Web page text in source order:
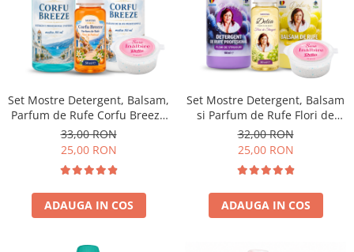
Set Mostre Detergent, Balsam,
Parfum de Rufe Corfu Breeze
si Sare Inalbire Delia – 4 buc
(100 ml + 100 ml + 50 ml + 35
33,00 RON
25,00 RON
ADAUGA IN COS
Set Mostre Detergent, Balsam
si Parfum de Rufe Flori de
Struguri Delia + Sare Inalbire
Delia – 4 buc (100 ml + 100 ml
+ 50 ml + 35 g)
32,00 RON
25,00 RON
ADAUGA IN COS